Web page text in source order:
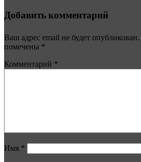
Добавить комментарий
Ваш адрес email не будет опубликован.
помечены *
Комментарий *
Имя *